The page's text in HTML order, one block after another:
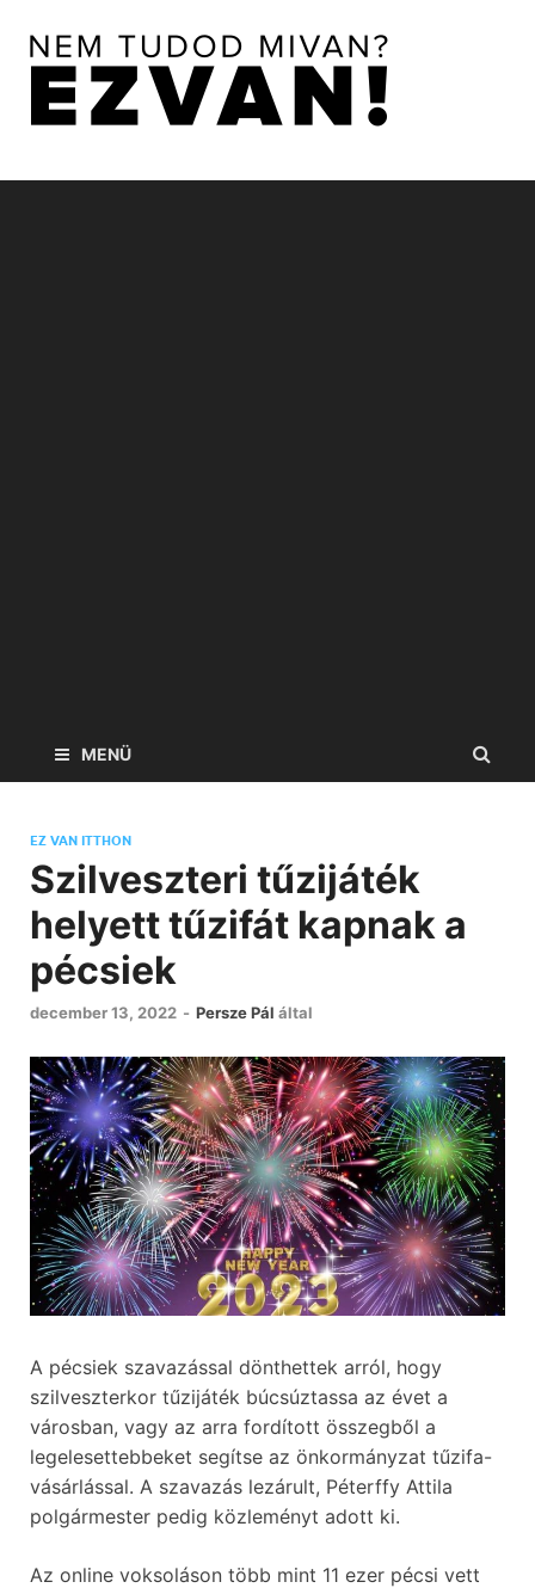
MENÜ
EZ VAN ITTHON
Szilveszteri tűzijáték
helyett tűzifát kapnak a
pécsiek
december 13, 2022 - Persze Pál által
A pécsiek szavazással dönthettek arról, hogy
szilveszterkor tűzijáték búcsúztassa az évet a
városban, vagy az arra fordított összegből a
legelesettebbeket segítse az önkormányzat tűzifa-
vásárlással. A szavazás lezárult, Péterffy Attila
polgármester pedig közleményt adott ki.
Az online voksoláson több mint 11 ezer pécsi vett